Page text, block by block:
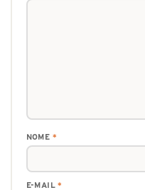
NOME *
E-MAIL*